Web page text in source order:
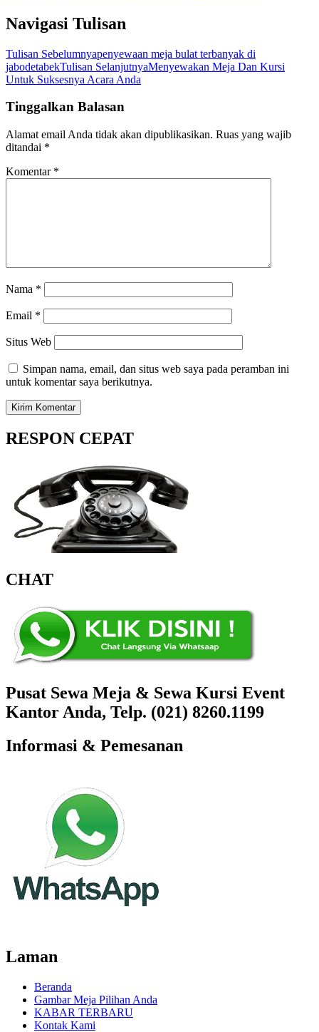
Navigasi Tulisan
Tulisan Sebelumnyapenyewaan meja bulat terbanyak di
jabodetabekTulisan SelanjutnyaMenyewakan Meja Dan Kursi
Untuk Suksesnya Acara Anda
Tinggalkan Balasan
Alamat email Anda tidak akan dipublikasikan. Ruas yang wajib
ditandai *
Komentar *
Nama *
Email *
Situs Web
Simpan nama, email, dan situs web saya pada peramban ini
untuk komentar saya berikutnya.
RESPON CEPAT
CHAT
Pusat Sewa Meja & Sewa Kursi Event
Kantor Anda, Telp. (021) 8260.1199
Informasi & Pemesanan
Laman
Beranda
Gambar Meja Pilihan Anda
KABAR TERBARU
Kontak Kami